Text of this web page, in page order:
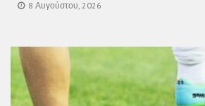
8 Αυγούστου, 2026